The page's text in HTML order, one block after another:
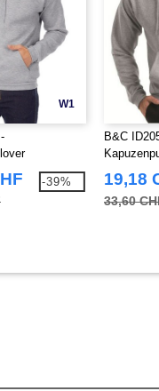
W1
-39%
B&C
19,18
33,60